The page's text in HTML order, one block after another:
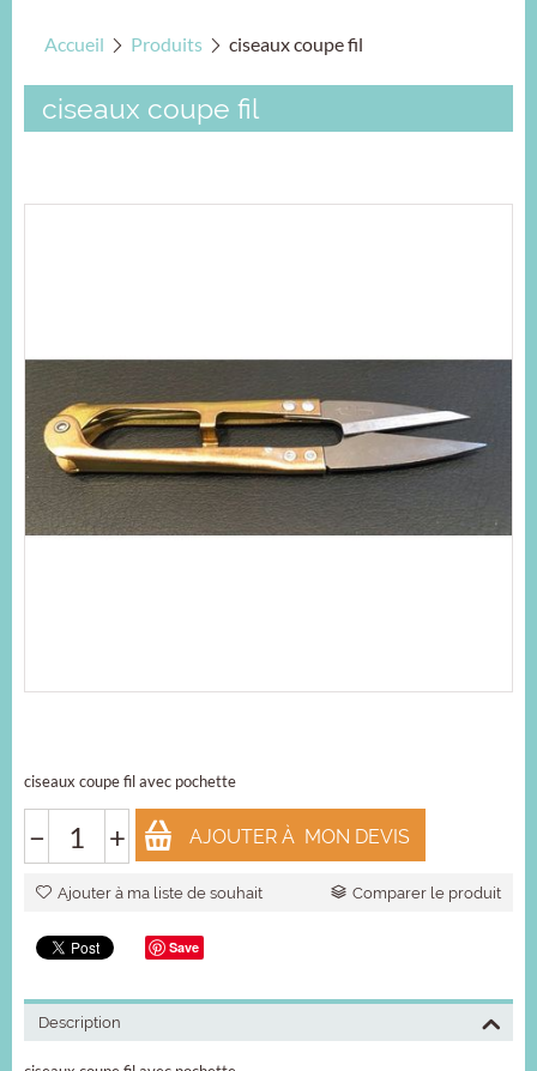
Accueil Produits ciseaux coupe fil
ciseaux coupe fil
ciseaux coupe fil avec pochette
− + AJOUTER À MON DEVIS
Ajouter à ma liste de souhait Comparer le produit
Save
Description